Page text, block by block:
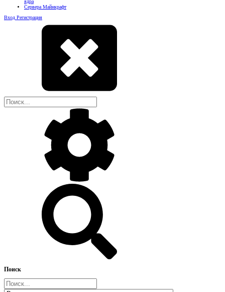
ядра
Сервера Майнкрафт
Вход Регистрация
Поиск